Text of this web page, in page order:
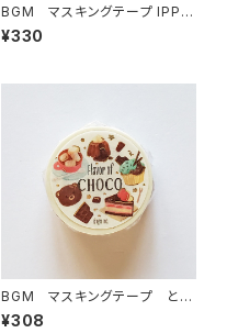
BGM マスキングテープ IPPA
I・猫がいっぱい
¥330
BGM マスキングテープ とき
めきフレーバー・チョコ
¥308